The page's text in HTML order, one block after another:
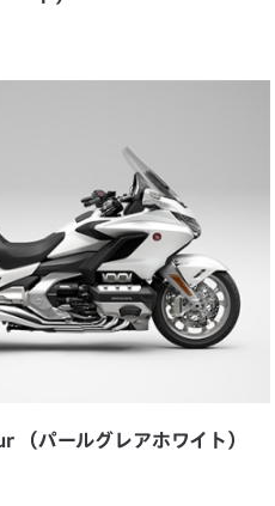
パールグレアホワイト）